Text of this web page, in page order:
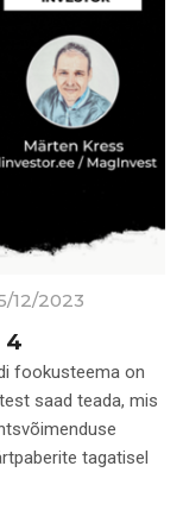
12/2023
4
fookusteema on
saad teada, mis
tagatisel